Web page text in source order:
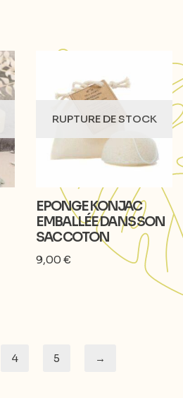
RUPTURE DE STOCK
EPONGE KONJAC
EMBALLÉE DANS SON
SAC COTON
9,00€
4 5 →